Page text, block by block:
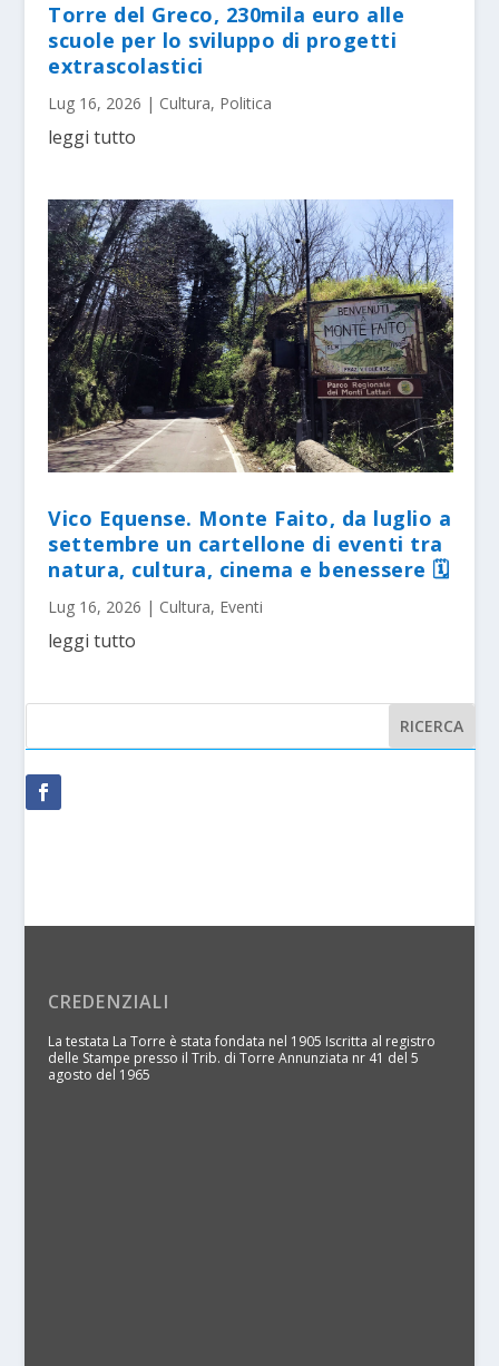
Torre del Greco, 230mila euro alle
scuole per lo sviluppo di progetti
extrascolastici
Lug 16, 2026 | Cultura, Politica
leggi tutto
Vico Equense. Monte Faito, da luglio a
settembre un cartellone di eventi tra
natura, cultura, cinema e benessere 🗓
Lug 16, 2026 | Cultura, Eventi
leggi tutto
CREDENZIALI
La testata La Torre è stata fondata nel 1905 Iscritta al registro
delle Stampe presso il Trib. di Torre Annunziata nr 41 del 5
agosto del 1965